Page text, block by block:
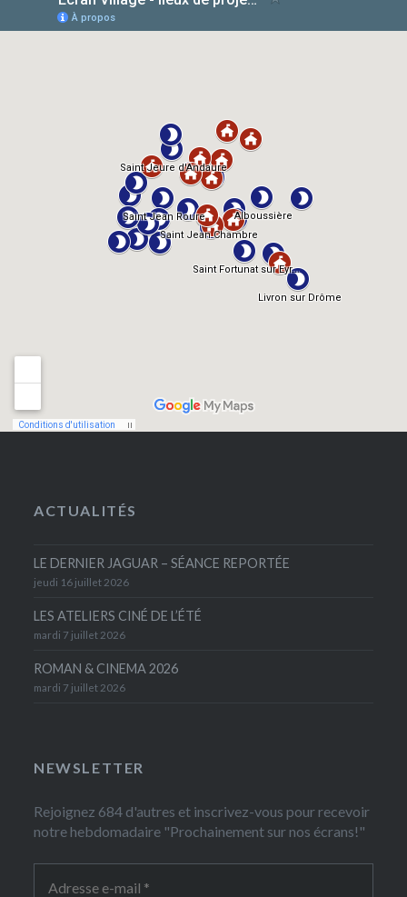
ACTUALITÉS
LE DERNIER JAGUAR – SÉANCE REPORTÉE
jeudi 16 juillet 2026
LES ATELIERS CINÉ DE L’ÉTÉ
mardi 7 juillet 2026
ROMAN & CINEMA 2026
mardi 7 juillet 2026
NEWSLETTER
Rejoignez 684 d'autres et inscrivez-vous pour recevoir
notre hebdomadaire "Prochainement sur nos écrans!"